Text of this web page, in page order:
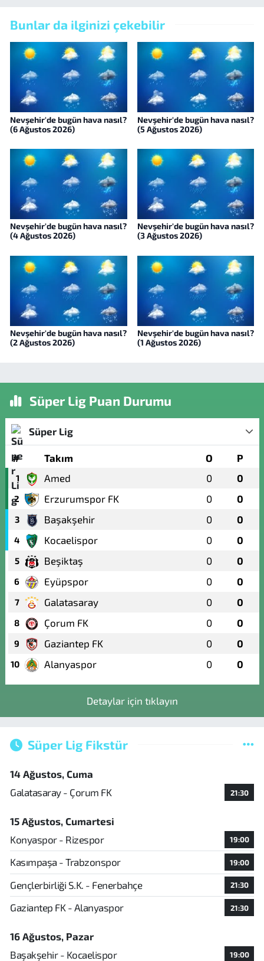
Bunlar da ilginizi çekebilir
Nevşehir'de bugün hava nasıl?
(6 Ağustos 2026)
Nevşehir'de bugün hava nasıl?
(5 Ağustos 2026)
Nevşehir'de bugün hava nasıl?
(4 Ağustos 2026)
Nevşehir'de bugün hava nasıl?
(3 Ağustos 2026)
Nevşehir'de bugün hava nasıl?
(2 Ağustos 2026)
Nevşehir'de bugün hava nasıl?
(1 Ağustos 2026)
Süper Lig Puan Durumu
Süper Lig
# Takım O P
1 Amed 0 0
2 Erzurumspor FK 0 0
3 Başakşehir 0 0
4 Kocaelispor 0 0
5 Beşiktaş 0 0
6 Eyüpspor 0 0
7 Galatasaray 0 0
8 Çorum FK 0 0
9 Gaziantep FK 0 0
10 Alanyaspor 0 0
Detaylar için tıklayın
Süper Lig Fikstür
14 Ağustos, Cuma
Galatasaray - Çorum FK
21:30
15 Ağustos, Cumartesi
Konyaspor - Rizespor
19:00
Kasımpaşa - Trabzonspor 19:00
Gençlerbirliği S.K. - Fenerbahçe 21:30
Gaziantep FK - Alanyaspor 21:30
16 Ağustos, Pazar
Başakşehir - Kocaelispor
19:00